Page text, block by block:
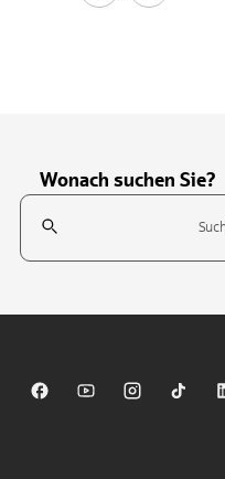
Wonach suchen Sie?
Suchfeld
Sparkasse auf Facebook
Sparkasse auf
Sparkasse